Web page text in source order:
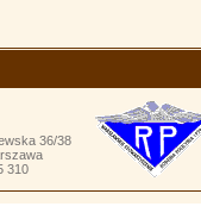
36/38
310